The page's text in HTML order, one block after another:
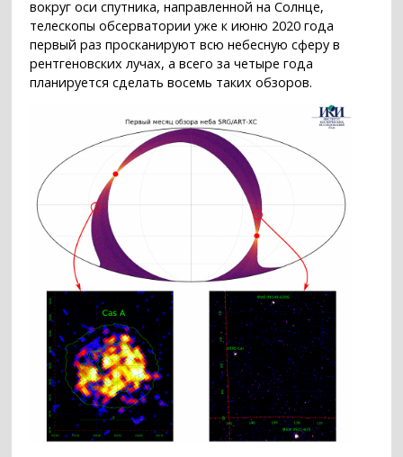
вокруг оси спутника, направленной на Солнце,
телескопы обсерватории уже к июню 2020 года
первый раз просканируют всю небесную сферу в
рентгеновских лучах, а всего за четыре года
планируется сделать восемь таких обзоров.